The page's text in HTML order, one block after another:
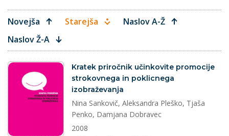
Novejša Starejša
Naslov A-Ž
Naslov Ž-A
dokument
Kratek priročnik učinkovite promocije
strokovnega in poklicnega
izobraževanja
Nina Sankovič, Aleksandra Pleško, Tjaša
Penko, Damjana Dobravec
2008